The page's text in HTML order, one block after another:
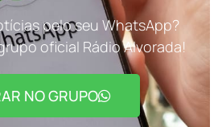
pelo seu WhatsApp?
oficial Rádio Alvorada!
NO GRUPO